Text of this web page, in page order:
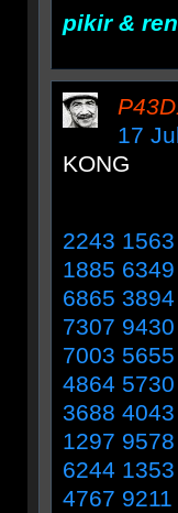
pikir &
17
KONG
2243
1885
6865
7307
7003
4864
3688
1297
6244
4767